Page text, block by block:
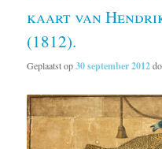
kaart van
(1812).
Geplaatst op30 september 2012